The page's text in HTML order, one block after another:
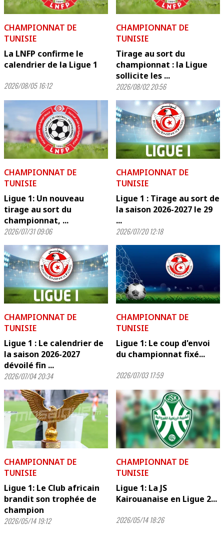
CHAMPIONNAT DE
TUNISIE
La LNFP confirme le
calendrier de la Ligue 1
2026/08/05 16:12
CHAMPIONNAT DE
TUNISIE
Tirage au sort du
championnat : la Ligue
sollicite les ...
2026/08/02 20:56
CHAMPIONNAT DE
TUNISIE
Ligue 1: Un nouveau
tirage au sort du
championnat, ...
2026/07/31 09:06
CHAMPIONNAT DE
TUNISIE
Ligue 1 : Tirage au sort de
la saison 2026-2027 le 29
...
2026/07/20 12:18
CHAMPIONNAT DE
TUNISIE
Ligue 1 : Le calendrier de
la saison 2026-2027
dévoilé fin ...
2026/07/04 20:34
CHAMPIONNAT DE
TUNISIE
Ligue 1: Le coup d'envoi
du championnat fixé...
2026/07/03 17:59
CHAMPIONNAT DE
TUNISIE
Ligue 1: Le Club africain
brandit son trophée de
champion
2026/05/14 19:12
CHAMPIONNAT DE
TUNISIE
Ligue 1: La JS
Kairouanaise en Ligue 2...
2026/05/14 18:26